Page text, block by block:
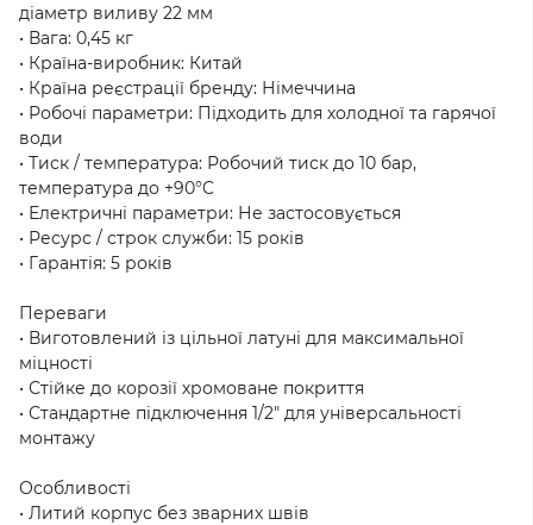
діаметр виливу 22 мм
• Вага: 0,45 кг
• Країна-виробник: Китай
• Країна реєстрації бренду: Німеччина
• Робочі параметри: Підходить для холодної та гарячої
води
• Тиск / температура: Робочий тиск до 10 бар,
температура до +90°C
• Електричні параметри: Не застосовується
• Ресурс / строк служби: 15 років
• Гарантія: 5 років
Переваги
• Виготовлений із цільної латуні для максимальної
міцності
• Стійке до корозії хромоване покриття
• Стандартне підключення 1/2" для універсальності
монтажу
Особливості
• Литий корпус без зварних швів